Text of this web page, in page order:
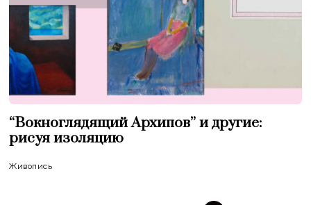
“Вокноглядящий Архипов” и другие:
рисуя изоляцию
Живопись